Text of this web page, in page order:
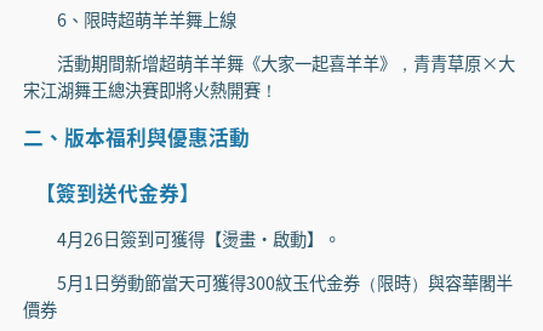
6、限時超萌羊羊舞上線
活動期間新增超萌羊羊舞《大家一起喜羊羊》，青青草原×大
宋江湖舞王總決賽即將火熱開賽！
二、版本福利與優惠活動
【簽到送代金券】
4月26日簽到可獲得【燙畫·啟動】。
5月1日勞動節當天可獲得300紋玉代金券（限時）與容華閣半
價券